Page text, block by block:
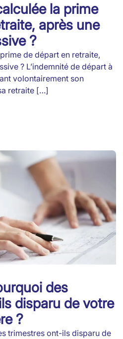
la prime
après une
?
de départ en retraite,
? L’indemnité de départ à
volontairement son
retraite […]
des
disparu de votre
?
trimestres ont-ils disparu de